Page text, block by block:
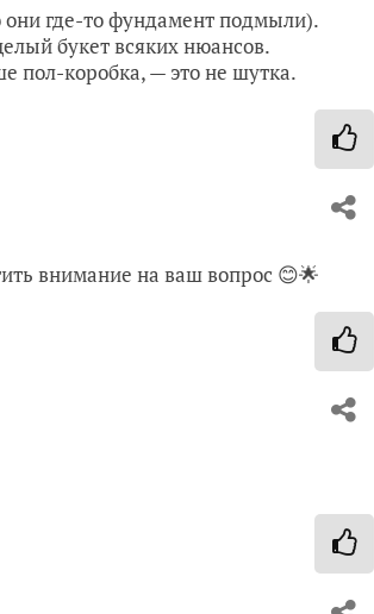
они где-то фундамент подмыли).
букет всяких нюансов.
пол-коробка, — это не шутка.
внимание на ваш вопрос 😊🌟